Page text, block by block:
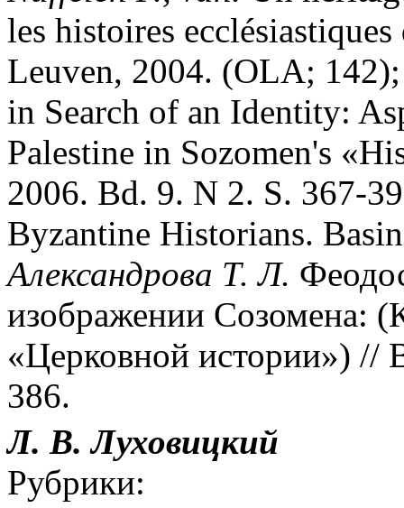
les histoires
Leuven, 2004. (OLA;
in Search of an Identity:
Palestine in Sozomen's
2006. Bd. 9. N 2. S. 367-
Byzantine Historians.
Александрова Т. Л.
изображении Созомена:
«Церковной истории»)
386.
Л. В. Луховицкий
Рубрики: